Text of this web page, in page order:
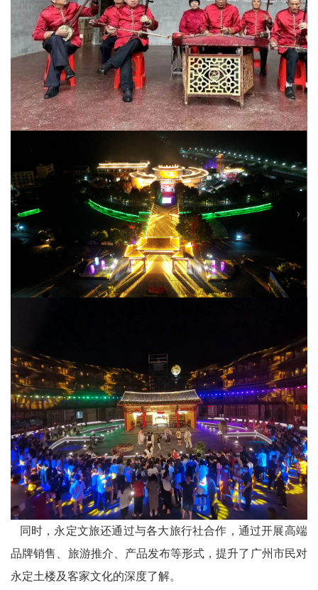
同时，永定文旅还通过与各大旅行社合作，通过开展高端
品牌销售、旅游推介、产品发布等形式，提升了广州市民对
永定土楼及客家文化的深度了解。